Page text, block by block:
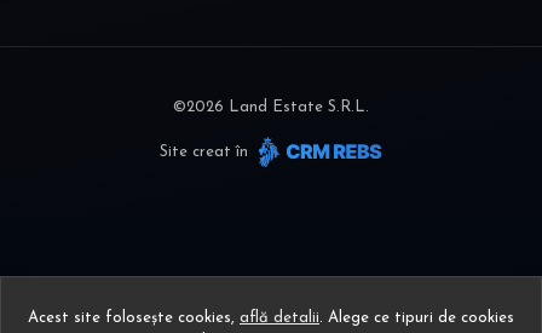
©2026 Land Estate S.R.L.
Site creat în
Acest site folosește cookies, află detalii. Alege ce tipuri de cookies